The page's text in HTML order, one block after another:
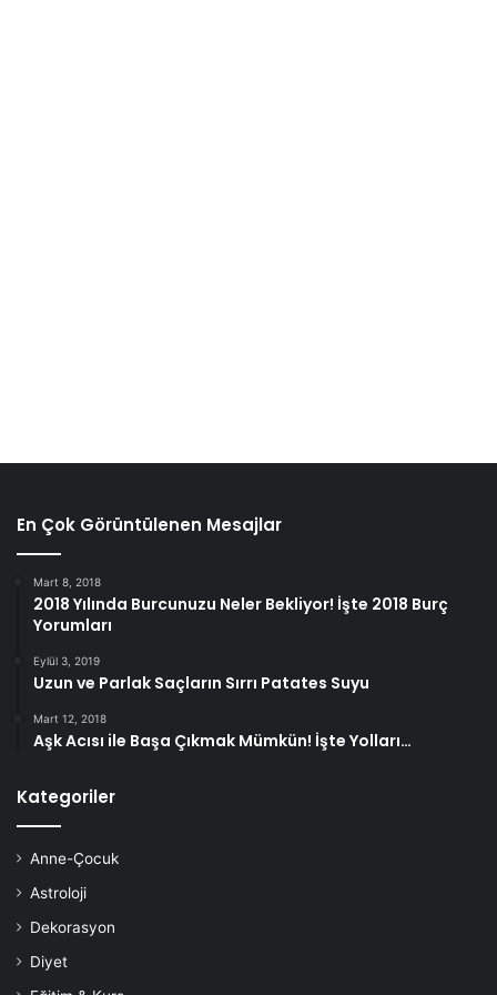
En Çok Görüntülenen Mesajlar
Mart 8, 2018
2018 Yılında Burcunuzu Neler Bekliyor! İşte 2018 Burç
Yorumları
Eylül 3, 2019
Uzun ve Parlak Saçların Sırrı Patates Suyu
Mart 12, 2018
Aşk Acısı ile Başa Çıkmak Mümkün! İşte Yolları…
Kategoriler
Anne-Çocuk
Astroloji
Dekorasyon
Diyet